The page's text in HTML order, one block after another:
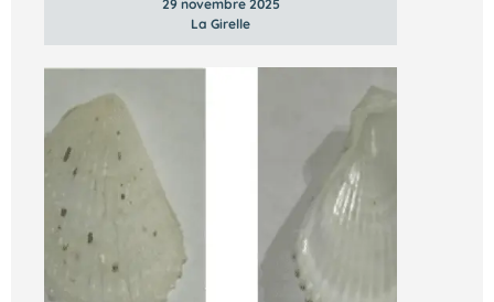
29 novembre 2025
La Girelle